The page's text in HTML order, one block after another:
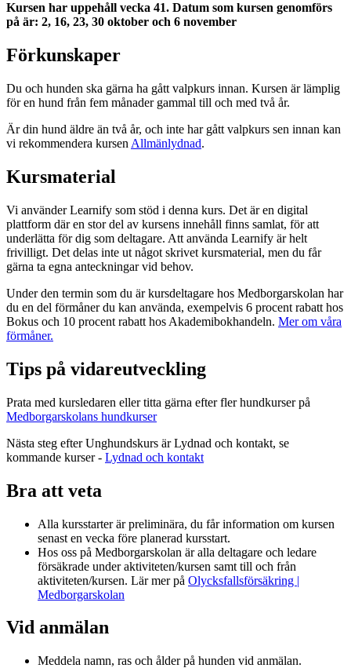
Kursen har uppehåll vecka 41. Datum som kursen genomförs
på är: 2, 16, 23, 30 oktober och 6 november
Förkunskaper
Du och hunden ska gärna ha gått valpkurs innan. Kursen är lämplig
för en hund från fem månader gammal till och med två år.
Är din hund äldre än två år, och inte har gått valpkurs sen innan kan
vi rekommendera kursen Allmänlydnad.
Kursmaterial
Vi använder Learnify som stöd i denna kurs. Det är en digital
plattform där en stor del av kursens innehåll finns samlat, för att
underlätta för dig som deltagare. Att använda Learnify är helt
frivilligt. Det delas inte ut något skrivet kursmaterial, men du får
gärna ta egna anteckningar vid behov.
Under den termin som du är kursdeltagare hos Medborgarskolan har
du en del förmåner du kan använda, exempelvis 6 procent rabatt hos
Bokus och 10 procent rabatt hos Akademibokhandeln. Mer om våra
förmåner.
Tips på vidareutveckling
Prata med kursledaren eller titta gärna efter fler hundkurser på
Medborgarskolans hundkurser
Nästa steg efter Unghundskurs är Lydnad och kontakt, se
kommande kurser - Lydnad och kontakt
Bra att veta
Alla kursstarter är preliminära, du får information om kursen
senast en vecka före planerad kursstart.
Hos oss på Medborgarskolan är alla deltagare och ledare
försäkrade under aktiviteten/kursen samt till och från
aktiviteten/kursen. Lär mer på Olycksfallsförsäkring |
Medborgarskolan
Vid anmälan
Meddela namn, ras och ålder på hunden vid anmälan.